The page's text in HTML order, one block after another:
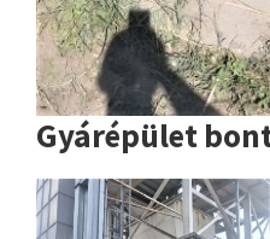
Gyárépület